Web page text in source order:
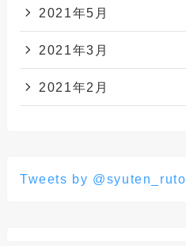
2021年5月
2021年3月
2021年2月
Tweets by @syuten_ruto